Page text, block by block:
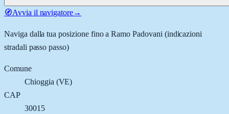
🧭Avvia il navigatore→
Naviga dalla tua posizione fino aRamo Padovani (indicazioni
stradali passo passo)
Comune
Chioggia (VE)
CAP
30015